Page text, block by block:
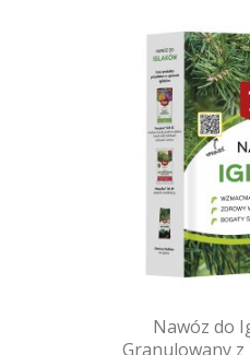
Nawóz do
Granulowany